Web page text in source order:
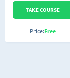
TAKE COURSE
Price:Free